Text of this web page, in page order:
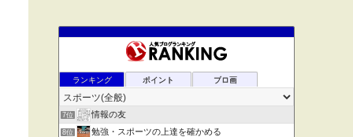
ランキング ポイント ブロ画
7位 情報の友
8位 勉強・スポーツの上達を確かめる